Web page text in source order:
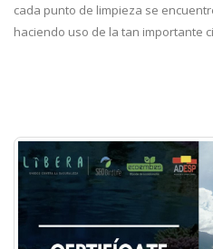
cada punto de limpieza se
haciendo uso de la tan importante